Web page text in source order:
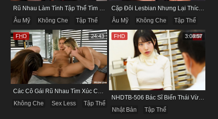
Rũ Nhau Làm Tình Tập Thể Tìm Cảm Giác Mới Lạ
Âu Mỹ
Không Che Tập Thể
Cặp Đôi Lesbian Nhưng Lại Thích Cuckord Với Trai
Âu Mỹ
Không Che Tập Thể
Các Cô Gái Rũ Nhau Tìm Xúc Cảm Nồng Cháy Trong Những Màn Kích Dục
Không Che
Sex Less Tập Thể
FHD 24:43
Nhật Bản
Tập Thể
FHD 3:08:57